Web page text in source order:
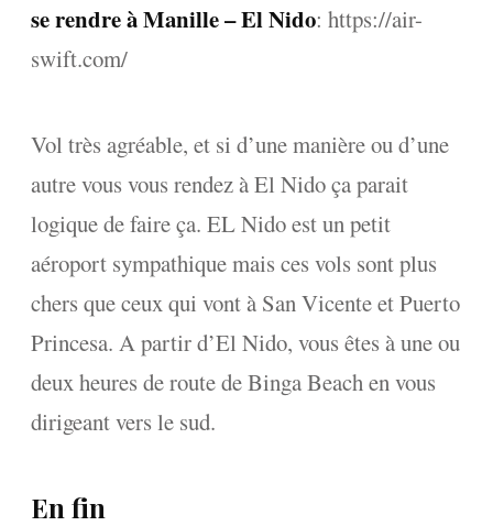
se rendre à Manille – El Nido: https://air-
swift.com/
Vol très agréable, et si d’une manière ou d’une
autre vous vous rendez à El Nido ça parait
logique de faire ça. EL Nido est un petit
aéroport sympathique mais ces vols sont plus
chers que ceux qui vont à San Vicente et Puerto
Princesa. A partir d’El Nido, vous êtes à une ou
deux heures de route de Binga Beach en vous
dirigeant vers le sud.
En fin